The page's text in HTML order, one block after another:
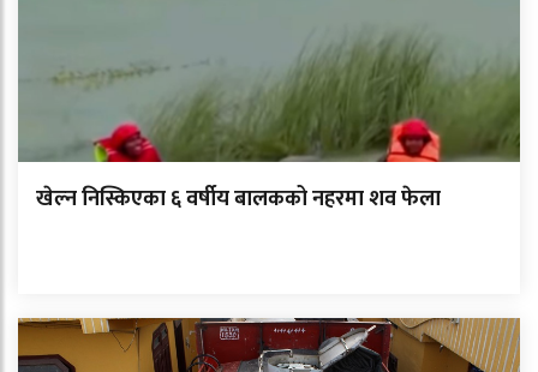
खेल्न निस्किएका ६ वर्षीय बालकको नहरमा शव फेला